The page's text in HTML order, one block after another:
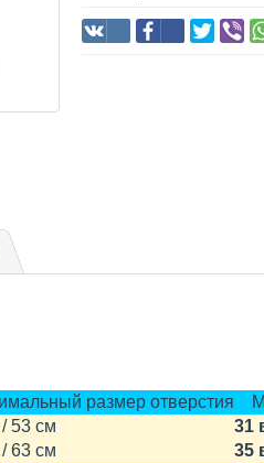
размер отверстия
/ 53 см
31
63 см
35